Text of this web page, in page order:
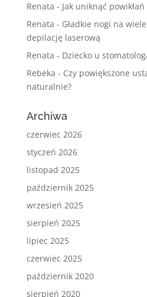
Renata - Jak uniknąć
Renata - Gładkie nogi na
depilację laserową
Renata - Dziecko u
Rebeka - Czy powiększone
naturalnie?
Archiwa
czerwiec 2026
styczeń 2026
listopad 2025
październik 2025
wrzesień 2025
sierpień 2025
lipiec 2025
czerwiec 2025
październik 2020
sierpień 2020